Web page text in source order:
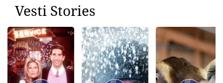
Vesti Stories